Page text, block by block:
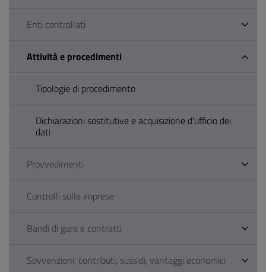
Enti controllati
Attività e procedimenti
Tipologie di procedimento
Dichiarazioni sostitutive e acquisizione d'ufficio dei
dati
Provvedimenti
Controlli sulle imprese
Bandi di gara e contratti
Sovvenzioni, contributi, sussidi, vantaggi economici